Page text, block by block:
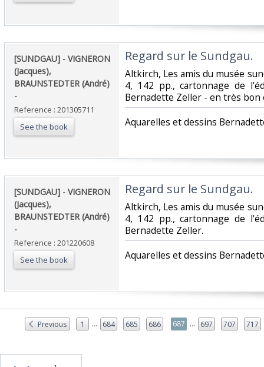
‎[SUNDGAU] - VIGNERON
(Jacques),
BRAUNSTEDTER (André)
- ‎
Reference : 201305711
See the book
‎Regard sur le Sundgau. ‎
‎Altkirch, Les amis du musée
4, 142 pp., cartonnage de
Bernadette Zeller - en très bon
‎Aquarelles et dessins
‎[SUNDGAU] - VIGNERON
(Jacques),
BRAUNSTEDTER (André)
- ‎
Reference : 201220608
See the book
‎Regard sur le Sundgau. ‎
‎Altkirch, Les amis du musée
4, 142 pp., cartonnage de
Bernadette Zeller.‎
‎Aquarelles et dessins
Previous 1 ... 684 685 686 687 ... 697 707 717